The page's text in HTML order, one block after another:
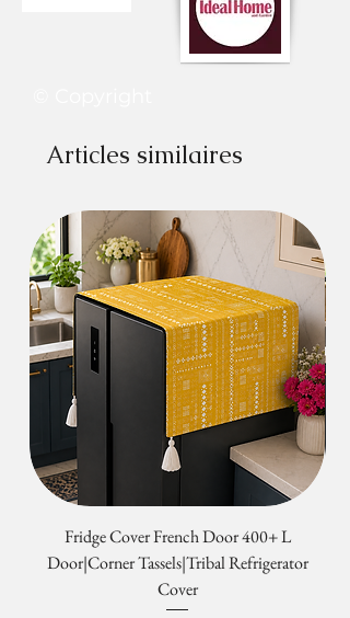
Articles similaires
Fridge Cover French Door 400+ L
Door|Corner Tassels|Tribal Refrigerator
Cover